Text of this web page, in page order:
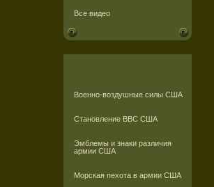
Все видео
Военно-воздушные силы США
Становление ВВС США
Эмблемы и знаки различия
армии США
Морская пехота в армии США